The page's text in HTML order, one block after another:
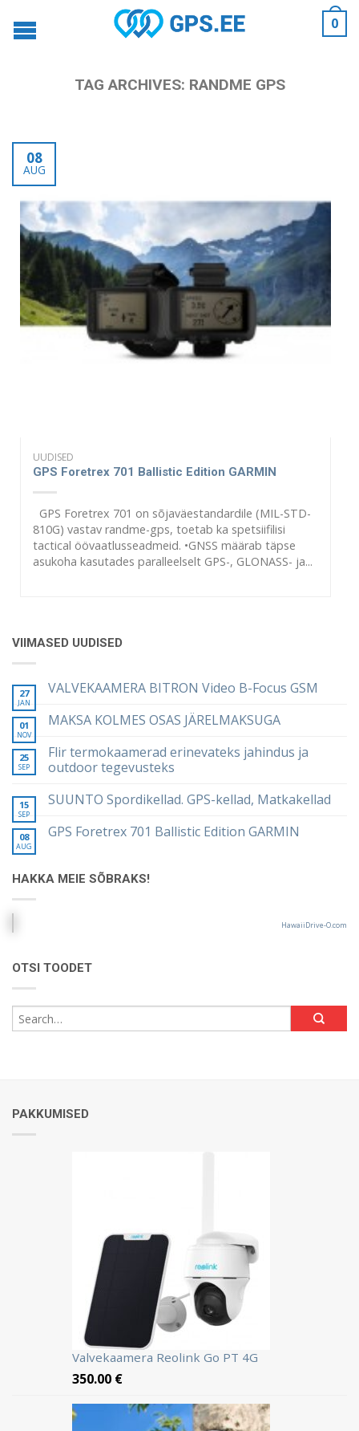
0
TAG ARCHIVES: RANDME GPS
08
AUG
UUDISED
GPS Foretrex 701 Ballistic Edition GARMIN
GPS Foretrex 701 on sõjaväestandardile (MIL-STD-
810G) vastav randme-gps, toetab ka spetsiifilisi
tactical öövaatlusseadmeid. •GNSS määrab täpse
asukoha kasutades paralleelselt GPS-, GLONASS- ja...
VIIMASED UUDISED
27
JAN
VALVEKAAMERA BITRON Video B-Focus GSM
01
NOV
MAKSA KOLMES OSAS JÄRELMAKSUGA
25
SEP
Flir termokaamerad erinevateks jahindus ja
outdoor tegevusteks
15
SEP
SUUNTO Spordikellad. GPS-kellad, Matkakellad
08
AUG
GPS Foretrex 701 Ballistic Edition GARMIN
HAKKA MEIE SÕBRAKS!
HawaiiDrive-O.com
OTSI TOODET
PAKKUMISED
Valvekaamera Reolink Go PT 4G
350.00 €